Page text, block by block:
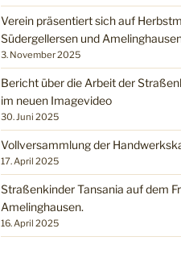
Verein präsentiert sich auf
Südergellersen und
3. November 2025
Bericht über die Arbeit der
im neuen Imagevideo
30. Juni 2025
Vollversammlung der
17. April 2025
Straßenkinder Tansania auf dem
Amelinghausen.
16. April 2025